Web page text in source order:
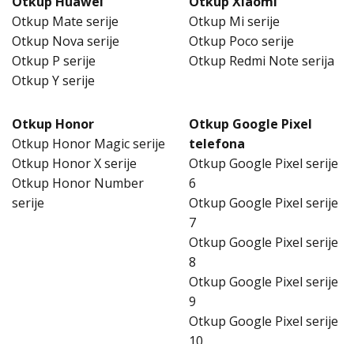
Otkup Mate serije
Otkup Nova serije
Otkup P serije
Otkup Y serije
Otkup Mi serije
Otkup Poco serije
Otkup Redmi Note serija
Otkup Honor
Otkup Honor Magic serije
Otkup Honor X serije
Otkup Honor Number
serije
Otkup Google Pixel
telefona
Otkup Google Pixel serije
6
Otkup Google Pixel serije
7
Otkup Google Pixel serije
8
Otkup Google Pixel serije
9
Otkup Google Pixel serije